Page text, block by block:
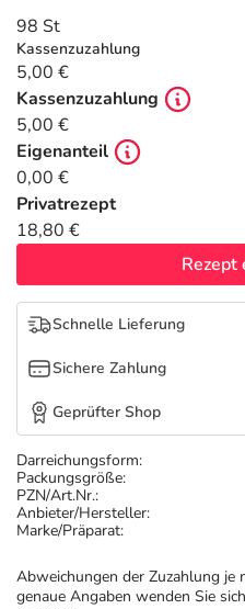
Tierapotheke
Vitamine & Mineralstoffe
Marken
Salus Deals
Darreichungsform:
Packungsgröße:
PZN/Art.Nr.:
Anbieter/Hersteller:
Marke/Präparat:
Abweichungen der Zuzahlung je
genaue Angaben wenden Sie
98 St
Kassenzuzahlung
5,00 €
Kassenzuzahlung
5,00 €
Eigenanteil
0,00 €
Privatrezept
18,80 €
Rezept
Schnelle Lieferung
Sichere Zahlung
Geprüfter Shop